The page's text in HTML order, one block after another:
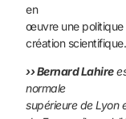
en
œuvre une politique
création scientifique.
›› Bernard Lahire
normale
supérieure de Lyon